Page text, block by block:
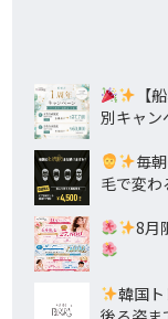
【
別キャン
毎
毛で変わ
8月
韓国